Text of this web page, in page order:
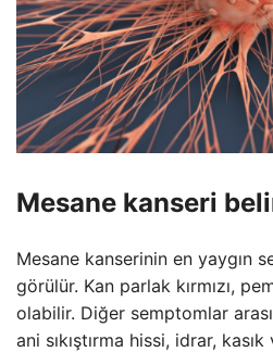
Mesane kanseri
Mesane kanserinin en yaygın
görülür. Kan parlak kırmızı,
olabilir. Diğer semptomlar
ani sıkıştırma hissi, idrar,